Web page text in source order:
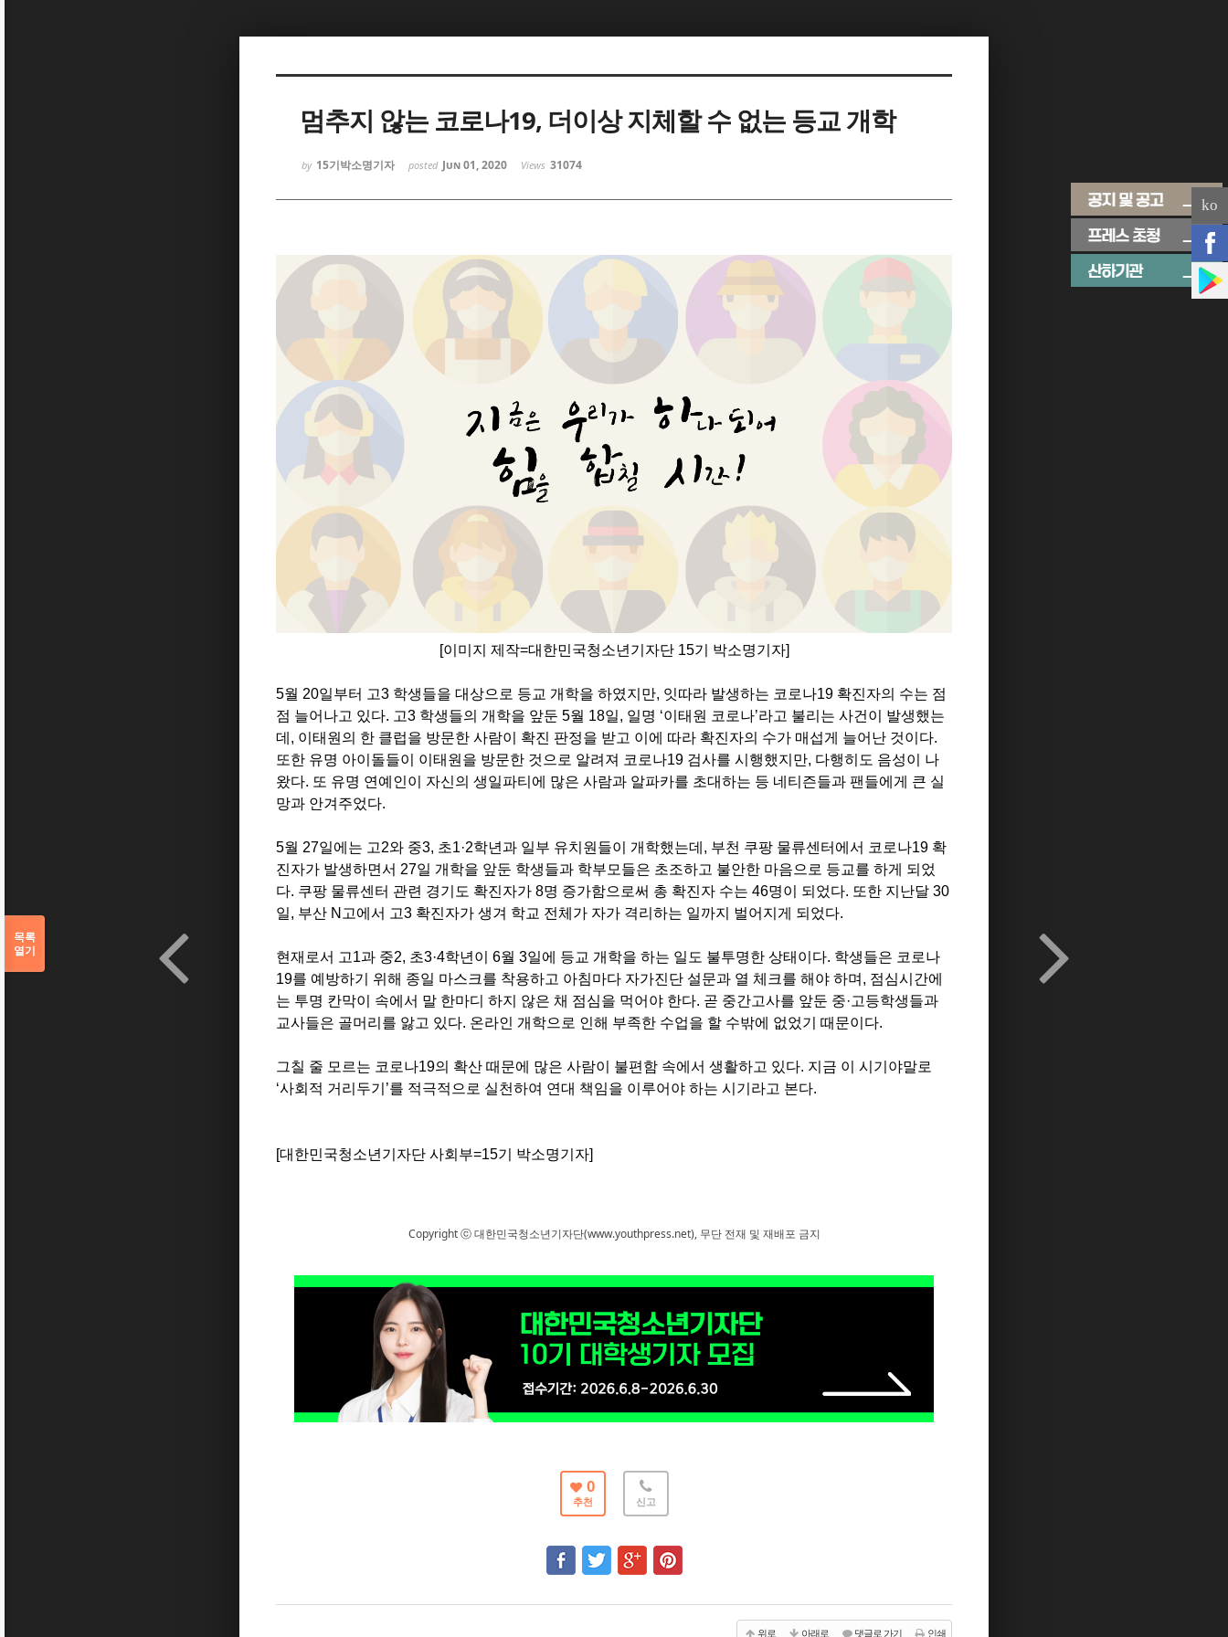
멈추지 않는 코로나19, 더이상 지체할 수 없는 등교 개학
by 15기박소명기자 posted Jun 01, 2020 Views 31074
[이미지 제작=대한민국청소년기자단 15기 박소명기자]
5월 20일부터 고3 학생들을 대상으로 등교 개학을 하였지만, 잇따라 발생하는 코로나19 확진자의 수는 점
점 늘어나고 있다. 고3 학생들의 개학을 앞둔 5월 18일, 일명 ‘이태원 코로나’라고 불리는 사건이 발생했는
데 , 이태원의 한 클럽을 방문한 사람이 확진 판정을 받고 이에 따라 확진자의 수가 매섭게 늘어난 것이다.
또한 유명 아이돌들이 이태원을 방문한 것으로 알려져 코로나19 검사를 시행했지만, 다행히도 음성이 나
왔다. 또 유명 연예인이 자신의 생일파티에 많은 사람과 알파카를 초대하는 등 네티즌들과 팬들에게 큰 실
망과 안겨주었다.
5월 27일에는 고2와 중3, 초1·2학년과 일부 유치원들이 개학했는데 , 부천 쿠팡 물류센터에서 코로나19 확
진자가 발생하면서 27일 개학을 앞둔 학생들과 학부모들은 초조하고 불안한 마음으로 등교를 하게 되었
다. 쿠팡 물류센터 관련 경기도 확진자가 8명 증가함으로써 총 확진자 수는 46명이 되었다. 또한 지난달 30
일, 부산 N고에서 고3 확진자가 생겨 학교 전체가 자가 격리하는 일까지 벌어지게 되었다.
현재로서 고1과 중2, 초3·4학년이 6월 3일에 등교 개학을 하는 일도 불투명한 상태이다. 학생들은 코로나
19를 예방하기 위해 종일 마스크를 착용하고 아침마다 자가진단 설문과 열 체크를 해야 하며 , 점심시간에
는 투명 칸막이 속에서 말 한마디 하지 않은 채 점심을 먹어야 한다. 곧 중간고사를 앞둔 중·고등학생들과
교사들은 골머리를 앓고 있다. 온라인 개학으로 인해 부족한 수업을 할 수밖에 없었기 때문이다.
그칠 줄 모르는 코로나19의 확산 때문에 많은 사람이 불편함 속에서 생활하고 있다. 지금 이 시기야말로
‘사회적 거리두기 ’를 적극적으로 실천하여 연대 책임을 이루어야 하는 시기라고 본다.
[대한민국청소년기자단 사회부=15기 박소명기자]
Copyright ⓒ 대한민국청소년기자단(www.youthpress.net), 무단 전재 및 재배포 금지
0
추천 신고
위로 아래로 댓글로 가기 인쇄
목록
열기
ko
Sketchbook5, 스케치북5
Sketchbook5, 스케치북5